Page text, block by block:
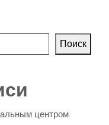
Поиск
центром